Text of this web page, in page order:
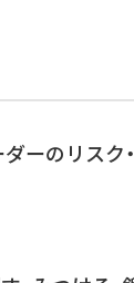
ーのリスク